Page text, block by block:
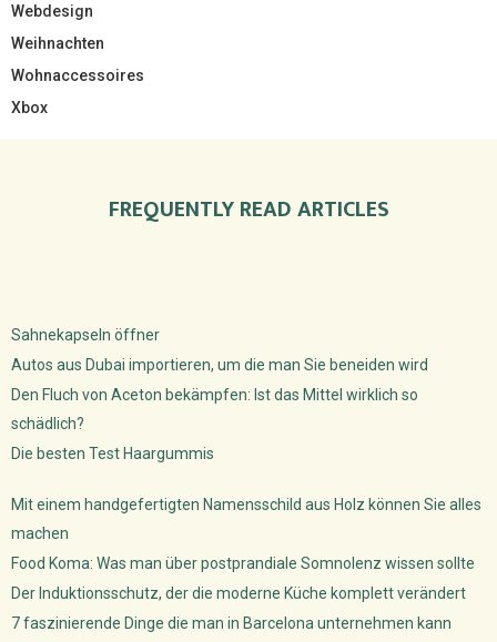
Webdesign
Weihnachten
Wohnaccessoires
Xbox
FREQUENTLY READ ARTICLES
Sahnekapseln öffner
Autos aus Dubai importieren, um die man Sie beneiden wird
Den Fluch von Aceton bekämpfen: Ist das Mittel wirklich so
schädlich?
Die besten Test Haargummis
Mit einem handgefertigten Namensschild aus Holz können Sie alles
machen
Food Koma: Was man über postprandiale Somnolenz wissen sollte
Der Induktionsschutz, der die moderne Küche komplett verändert
7 faszinierende Dinge die man in Barcelona unternehmen kann